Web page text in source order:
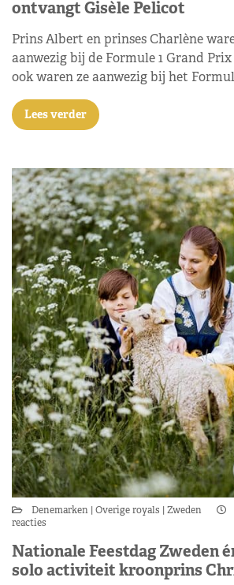
ontvangt Gisèle Pelicot
Prins Albert en prinses Charlène
aanwezig bij de Formule 1 Grand
ook waren ze aanwezig bij het
Lees verder
Denemarken Overige royals Zweden
reacties
Nationale Feestdag Zweden
solo activiteit kroonprins